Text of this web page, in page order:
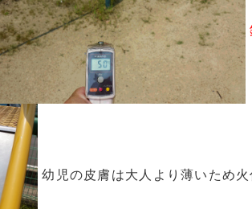
幼児の皮膚は大人より薄いため